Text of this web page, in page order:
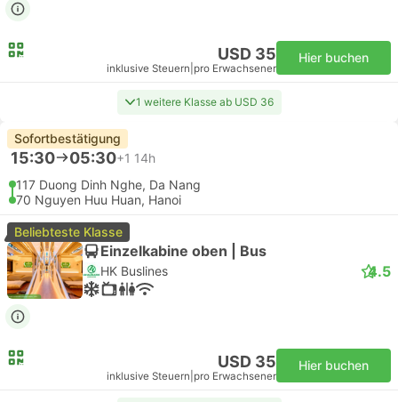
USD 35
inklusive Steuern pro Erwachsener
Hier buchen
1 weitere Klasse ab USD 36
Sofortbestätigung
15:30 05:30+1 14h
117 Duong Dinh Nghe, Da Nang
70 Nguyen Huu Huan, Hanoi
Beliebteste Klasse
Einzelkabine oben | Bus
HK Buslines 4.5
USD 35
inklusive Steuern pro Erwachsener
Hier buchen